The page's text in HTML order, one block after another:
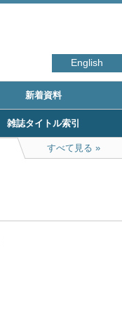
English
新着資料
雑誌タイトル索引
すべて見る